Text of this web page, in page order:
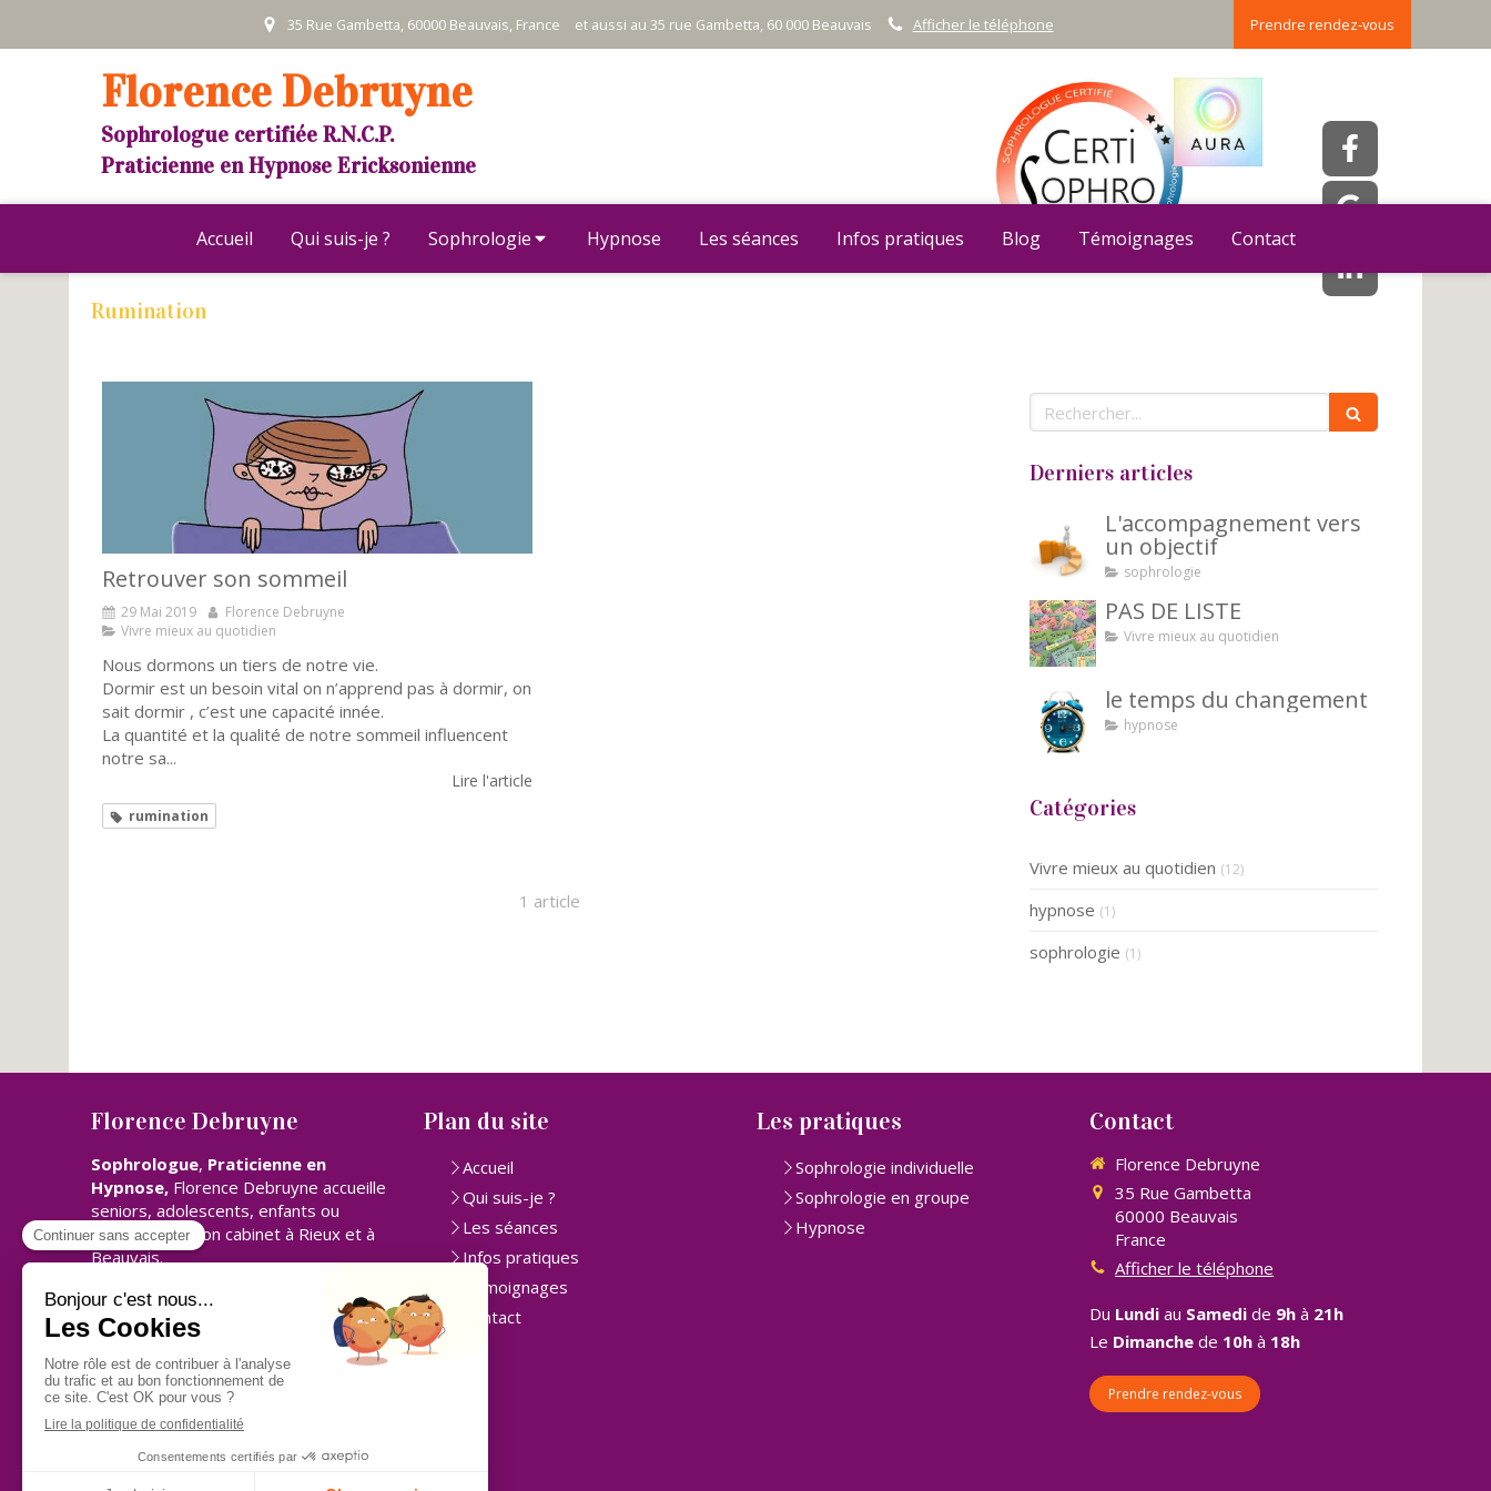
35 Rue Gambetta, 60000 Beauvais, France et aussi au 35 rue Gambetta, 60 000 Beauvais Afficher le téléphone Prendre rendez-vous
Florence Debruyne
Sophrologue certifiée R.N.C.P.
Praticienne en Hypnose Ericksonienne
Accueil Qui suis-je ? Sophrologie Hypnose Les séances Infos pratiques Blog Témoignages Contact
Rumination
Retrouver son sommeil
29 Mai 2019
Florence Debruyne
Vivre mieux au quotidien
Nous dormons un tiers de notre vie.
Dormir est un besoin vital on n’apprend pas à dormir, on
sait dormir , c’est une capacité innée.
La quantité et la qualité de notre sommeil influencent
notre sa...
Lire l'article
rumination
1 article
Rechercher
Derniers articles
L'accompagnement vers
un objectif
sophrologie
PAS DE LISTE
Vivre mieux au quotidien
le temps du changement
hypnose
Catégories
Vivre mieux au quotidien (12)
hypnose (1)
sophrologie (1)
Florence Debruyne
Sophrologue, Praticienne en
Hypnose, Florence Debruyne accueille
seniors, adolescents, enfants ou
adultes dans son cabinet à Rieux et à
Beauvais.
Code de déontologie
Plan du site
Accueil
Qui suis-je ?
Les séances
Infos pratiques
Témoignages
Contact
Les pratiques
Sophrologie individuelle
Sophrologie en groupe
Hypnose
Contact
Florence Debruyne
35 Rue Gambetta
60000 Beauvais
France
Afficher le téléphone
Du Lundi au Samedi de 9h à 21h
Le Dimanche de 10h à 18h
Prendre rendez-vous